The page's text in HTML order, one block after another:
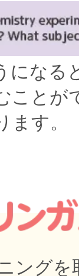
になる
ことが
す。
ングを